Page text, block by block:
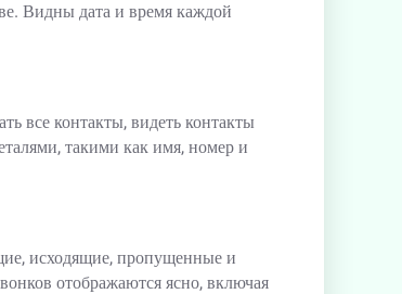
Видны дата и время каждой
все контакты, видеть контакты
такими как имя, номер и
исходящие, пропущенные и
отображаются ясно, включая